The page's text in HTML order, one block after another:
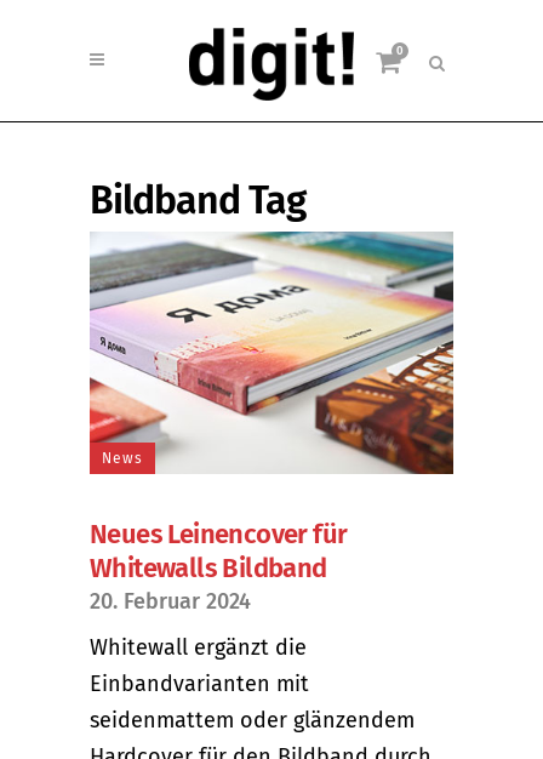
0
Bildband Tag
News
Neues Leinencover für
Whitewalls Bildband
20. Februar 2024
Whitewall ergänzt die
Einbandvarianten mit
seidenmattem oder glänzendem